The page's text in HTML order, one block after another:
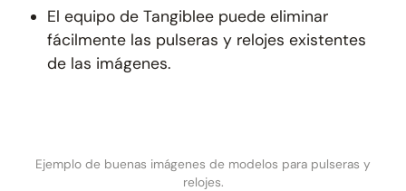
El equipo de Tangiblee puede eliminar
fácilmente las pulseras y relojes existentes
de las imágenes.
Ejemplo de buenas imágenes de modelos para pulseras y
relojes.